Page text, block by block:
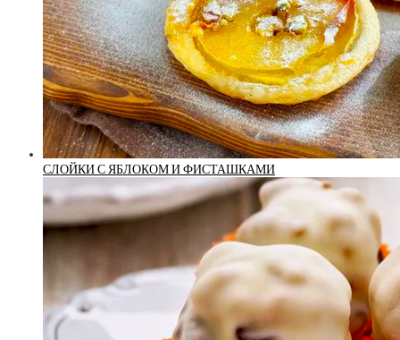
СЛОЙКИ С ЯБЛОКОМ И ФИСТАШКАМИ